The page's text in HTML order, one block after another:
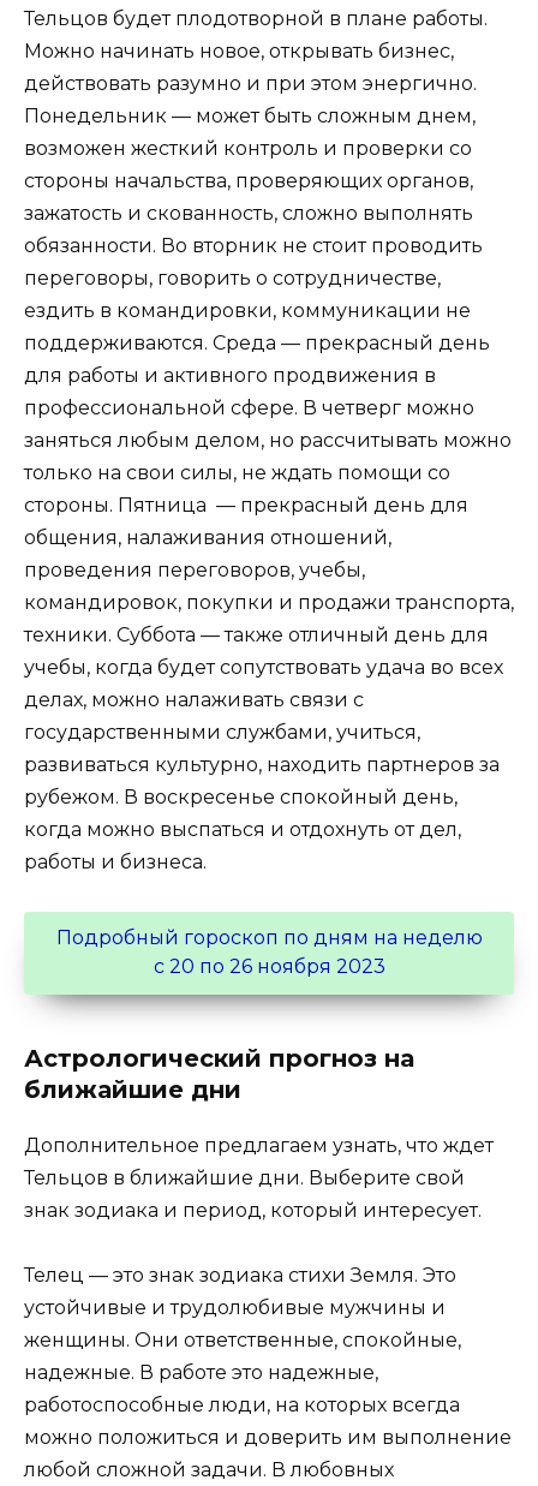
Тельцов будет плодотворной в плане работы.
Можно начинать новое, открывать бизнес,
действовать разумно и при этом энергично.
Понедельник — может быть сложным днем,
возможен жесткий контроль и проверки со
стороны начальства, проверяющих органов,
зажатость и скованность, сложно выполнять
обязанности. Во вторник не стоит проводить
переговоры, говорить о сотрудничестве,
ездить в командировки, коммуникации не
поддерживаются. Среда — прекрасный день
для работы и активного продвижения в
профессиональной сфере. В четверг можно
заняться любым делом, но рассчитывать можно
только на свои силы, не ждать помощи со
стороны. Пятница — прекрасный день для
общения, налаживания отношений,
проведения переговоров, учебы,
командировок, покупки и продажи транспорта,
техники. Суббота — также отличный день для
учебы, когда будет сопутствовать удача во всех
делах, можно налаживать связи с
государственными службами, учиться,
развиваться культурно, находить партнеров за
рубежом. В воскресенье спокойный день,
когда можно выспаться и отдохнуть от дел,
работы и бизнеса.
Подробный гороскоп по дням на неделю
с 20 по 26 ноября 2023
Астрологический прогноз на
ближайшие дни
Дополнительное предлагаем узнать, что ждет
Тельцов в ближайшие дни. Выберите свой
знак зодиака и период, который интересует.
Телец — это знак зодиака стихи Земля. Это
устойчивые и трудолюбивые мужчины и
женщины. Они ответственные, спокойные,
надежные. В работе это надежные,
работоспособные люди, на которых всегда
можно положиться и доверить им выполнение
любой сложной задачи. В любовных